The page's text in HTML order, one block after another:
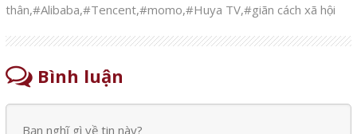
thân,#Alibaba,#Tencent,#momo,#Huya TV,#giãn cách xã hội
Bình luận